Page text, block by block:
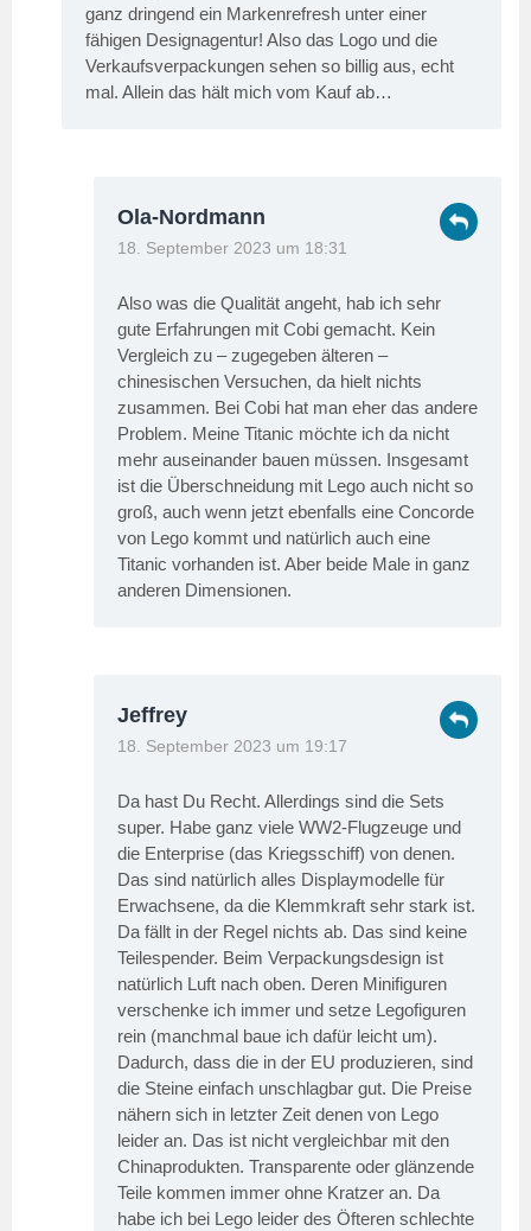
ganz dringend ein Markenrefresh unter einer
fähigen Designagentur! Also das Logo und die
Verkaufsverpackungen sehen so billig aus, echt
mal. Allein das hält mich vom Kauf ab…
Ola-Nordmann
18. September 2023 um 18:31
Also was die Qualität angeht, hab ich sehr
gute Erfahrungen mit Cobi gemacht. Kein
Vergleich zu – zugegeben älteren –
chinesischen Versuchen, da hielt nichts
zusammen. Bei Cobi hat man eher das andere
Problem. Meine Titanic möchte ich da nicht
mehr auseinander bauen müssen. Insgesamt
ist die Überschneidung mit Lego auch nicht so
groß, auch wenn jetzt ebenfalls eine Concorde
von Lego kommt und natürlich auch eine
Titanic vorhanden ist. Aber beide Male in ganz
anderen Dimensionen.
Jeffrey
18. September 2023 um 19:17
Da hast Du Recht. Allerdings sind die Sets
super. Habe ganz viele WW2-Flugzeuge und
die Enterprise (das Kriegsschiff) von denen.
Das sind natürlich alles Displaymodelle für
Erwachsene, da die Klemmkraft sehr stark ist.
Da fällt in der Regel nichts ab. Das sind keine
Teilespender. Beim Verpackungsdesign ist
natürlich Luft nach oben. Deren Minifiguren
verschenke ich immer und setze Legofiguren
rein (manchmal baue ich dafür leicht um).
Dadurch, dass die in der EU produzieren, sind
die Steine einfach unschlagbar gut. Die Preise
nähern sich in letzter Zeit denen von Lego
leider an. Das ist nicht vergleichbar mit den
Chinaprodukten. Transparente oder glänzende
Teile kommen immer ohne Kratzer an. Da
habe ich bei Lego leider des Öfteren schlechte